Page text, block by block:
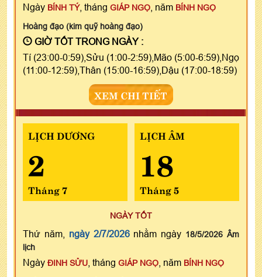
Ngày BÍNH TÝ, tháng GIÁP NGỌ , năm BÍNH NGỌ
Hoàng đạo (kim quỹ hoàng đạo)
GIỜ TỐT TRONG NGÀY :
Tí (23:00-0:59),Sửu (1:00-2:59),Mão (5:00-6:59),Ngọ
(11:00-12:59),Thân (15:00-16:59),Dậu (17:00-18:59)
XEM CHI TIẾT
LỊCH DƯƠNG
2
Tháng 7
LỊCH ÂM
18
Tháng 5
NGÀY TỐT
Thứ năm, ngày 2/7/2026nhằm ngày 18/5/2026 Âm
lịch
Ngày ĐINH SỬU , tháng GIÁP NGỌ , năm BÍNH NGỌ